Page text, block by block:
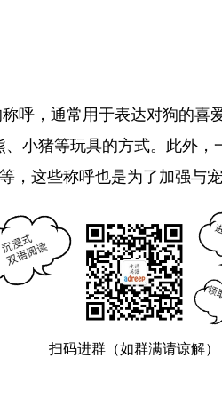
呼，通常用于表达对狗的喜
小猪等玩具的方式。此外
，这些称呼也是为了加强与
扫码进群（如群满请谅解）